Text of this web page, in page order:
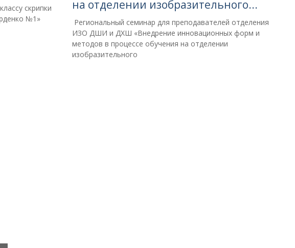
скрипки
№1»
на отделении изобразительного...
Региональный семинар для преподавателей отделения
ИЗО ДШИ и ДХШ «Внедрение инновационных форм и
методов в процессе обучения на отделении
изобразительного